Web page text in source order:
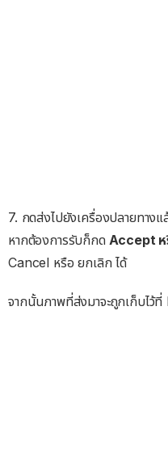
7. กดส่งไปยังเครื่องปลายทาง
หากต้องการรับก็กด Accept ห
Cancel หรือ ยกเลิก ได้
จากนั้นภาพที่ส่งมาจะถูกเก็บไ